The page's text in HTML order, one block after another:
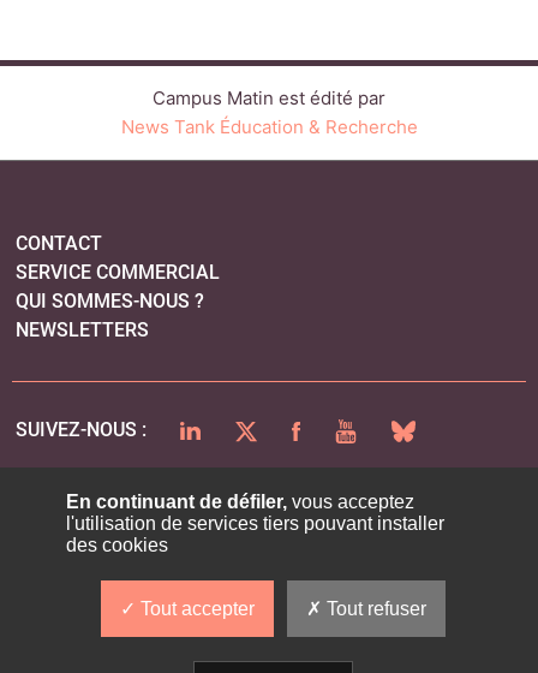
Campus Matin est édité par
News Tank Éducation & Recherche
CONTACT
SERVICE COMMERCIAL
QUI SOMMES-NOUS ?
NEWSLETTERS
SUIVEZ-NOUS : LINKEDINTWITTERFACEBOOKYOUTUBEBLUESKY
PLAN DU SITE
En continuant de défiler,vous acceptez
l'utilisation de services tiers pouvant installer
des cookies
Tout accepter Tout refuser